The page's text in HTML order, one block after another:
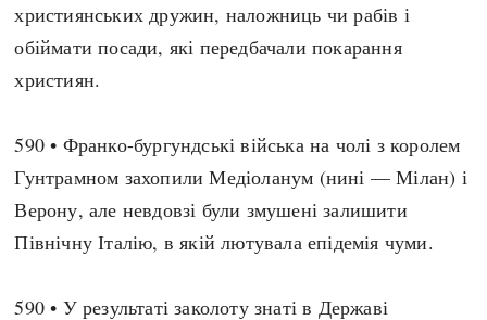
християнських дружин, наложниць чи рабів і
обіймати посади, які передбачали покарання
християн.
590 • Франко-бургундські війська на чолі з королем
Гунтрамном захопили Медіоланум (нині — Мілан) і
Верону, але невдовзі були змушені залишити
Північну Італію, в якій лютувала епідемія чуми.
590 • У результаті заколоту знаті в Державі